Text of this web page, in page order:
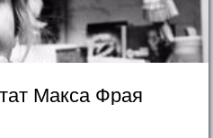
Макса Фрая